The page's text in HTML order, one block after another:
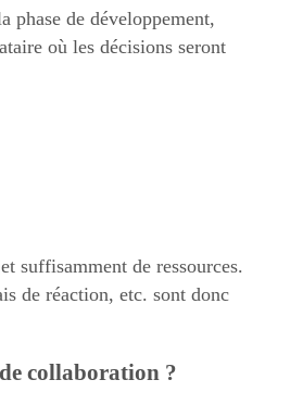
phase de développement,
où les décisions seront
suffisamment de ressources.
de réaction, etc. sont donc
collaboration ?